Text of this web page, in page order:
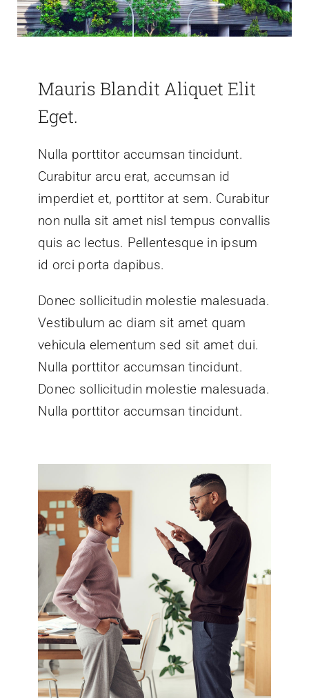
Mauris Blandit Aliquet Elit
Eget.
Nulla porttitor accumsan tincidunt.
Curabitur arcu erat, accumsan id
imperdiet et, porttitor at sem. Curabitur
non nulla sit amet nisl tempus convallis
quis ac lectus. Pellentesque in ipsum
id orci porta dapibus.
Donec sollicitudin molestie malesuada.
Vestibulum ac diam sit amet quam
vehicula elementum sed sit amet dui.
Nulla porttitor accumsan tincidunt.
Donec sollicitudin molestie malesuada.
Nulla porttitor accumsan tincidunt.